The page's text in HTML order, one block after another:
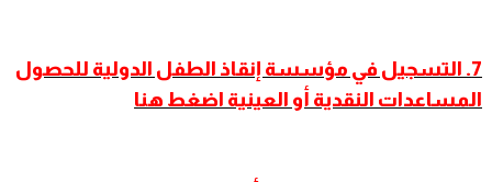
7. التسجيل في مؤسسة إنقاذ الطفل الدولية للحصول
المساعدات النقدية أو العينية اضغط هنا